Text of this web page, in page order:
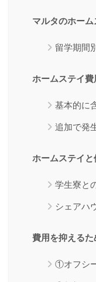
マルタのホー
留学期間
ホームステイ費
基本的に
追加で発
ホームステイ
学生寮と
シェアハ
費用を抑えるた
①オフシ